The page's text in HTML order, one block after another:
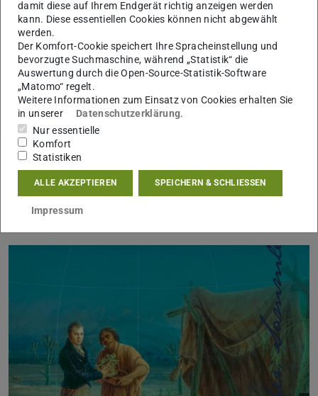
von 7:30 bis 19 Uhr, samstags von 9 bis 19 Uhr und an Sonn- und
Feiertagen von 9 bis 12 Uhr geöffnet.
Jeden ersten Sonntag von Mai bis Oktober ist das Freiland bis 16
Uhr geöffnet.
Die Schaugewächshäuser sind bis auf Weiteres geschlossen.
Der Eintritt ist frei.
Materialien zu aktuellen und
vergangenen Ausstellungen im
Botanischen Garten
damit diese auf Ihrem Endgerät richtig anzeigen werden
kann. Diese essentiellen Cookies können nicht abgewählt
werden.
Der Komfort-Cookie speichert Ihre Spracheinstellung und
bevorzugte Suchmaschine, während „Statistik“ die
Auswertung durch die Open-Source-Statistik-Software
„Matomo“ regelt.
Weitere Informationen zum Einsatz von Cookies erhalten Sie
in unserer
Datenschutzerklärung.
Nur essentielle
Komfort
Statistiken
ALLE AKZEPTIEREN SPEICHERN & SCHLIESSEN
Impressum